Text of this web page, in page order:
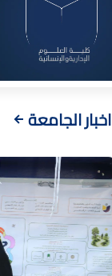
اخبار الجامعة